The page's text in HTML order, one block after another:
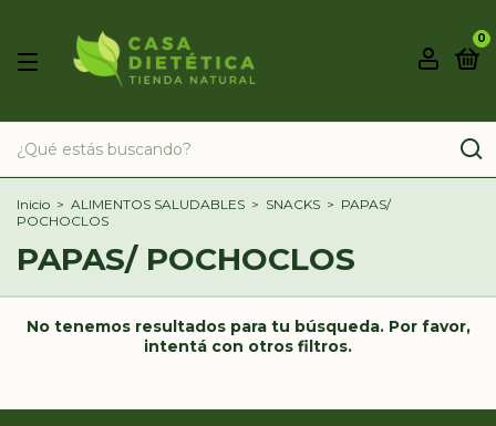
0
Inicio > ALIMENTOS SALUDABLES > SNACKS > PAPAS/
POCHOCLOS
PAPAS/ POCHOCLOS
No tenemos resultados para tu búsqueda. Por favor,
intentá con otros filtros.